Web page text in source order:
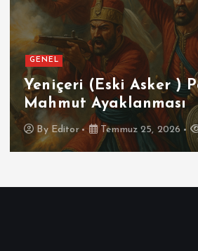
Asker ) Padişah 2.
25, 2026 2 views